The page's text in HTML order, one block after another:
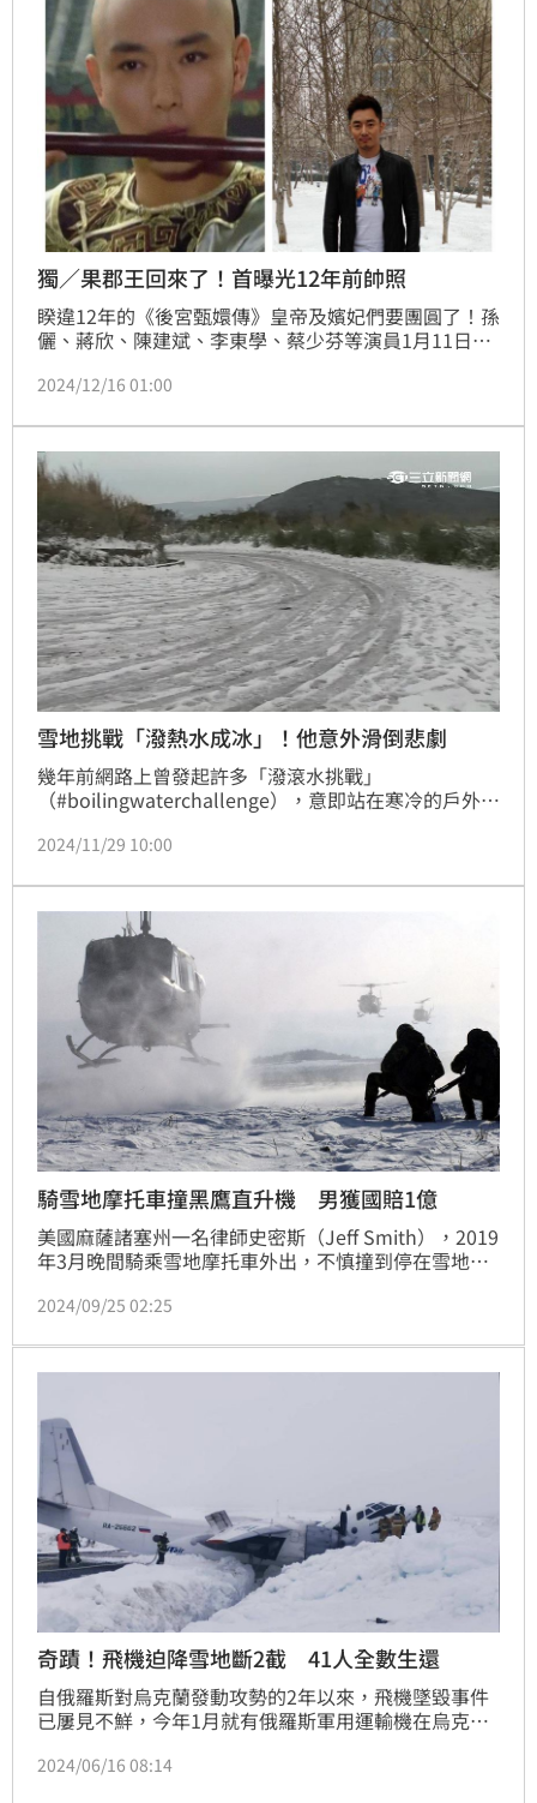
獨／果郡王回來了！首曝光12年前帥照
睽違12年的《後宮甄嬛傳》皇帝及嬪妃們要團圓了！孫
儷、蔣欣、陳建斌、李東學、蔡少芬等演員1月11日將
情「果郡王」李東學，當初玉樹臨風的俊美姿態吸引大
手機順手拍下他在雪地的英姿，時裝的他留著小鬍子，
和果郡王早期白淨扮相截然不同。
2024/12/16 01:00
雪地挑戰「潑熱水成冰」！他意外滑倒悲劇
幾年前網路上曾發起許多「潑滾水挑戰」
（#boilingwaterchallenge），意即站在寒冷的戶外，
面相當浪漫。不過，近期有位大陸男子也想嘗試，卻在
而這也讓不少網友打趣「體驗冬天第一次冰火兩重
天」、「醫生說：你是怎麼同時燙傷、凍傷和滑傷
的」。
2024/11/29 10:00
騎雪地摩托車撞黑鷹直升機 男獲國賠1億
美國麻薩諸塞州一名律師史密斯（Jeff Smith），2019
年3月晚間騎乘雪地摩托車外出，不慎撞到停在雪地一
肺部穿刺傷，嚴重內出血差點喪命，幾年來不斷開刀復
元，法院23日裁定聯邦政府負有60％的責任，必須賠
償史密斯300萬美元，折合台幣約9556萬元。
2024/09/25 02:25
奇蹟！飛機迫降雪地斷2截 41人全數生還
自俄羅斯對烏克蘭發動攻勢的2年以來，飛機墜毀事件
已屢見不鮮，今年1月就有俄羅斯軍用運輸機在烏克蘭
難」。時隔半年，俄羅斯又有運輸機發生意外！「安托
2024/06/16 08:14